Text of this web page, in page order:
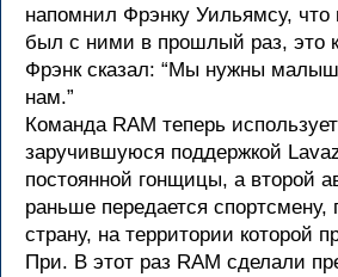
напомнил Фрэнку Уильямсу, что
был с ними в прошлый раз, это
Фрэнк сказал: “Мы нужны
нам.”
Команда RAM теперь
заручившуюся поддержкой
постоянной гонщицы, а второй
раньше передается
страну, на территории которой
При. В этот раз RAM сделали